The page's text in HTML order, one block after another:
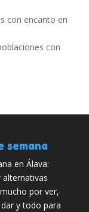
con encanto en
con
semana
en Álava:
por ver,
y todo para